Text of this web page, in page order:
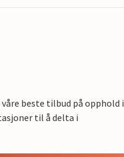
beste tilbud på opphold i
til å delta i